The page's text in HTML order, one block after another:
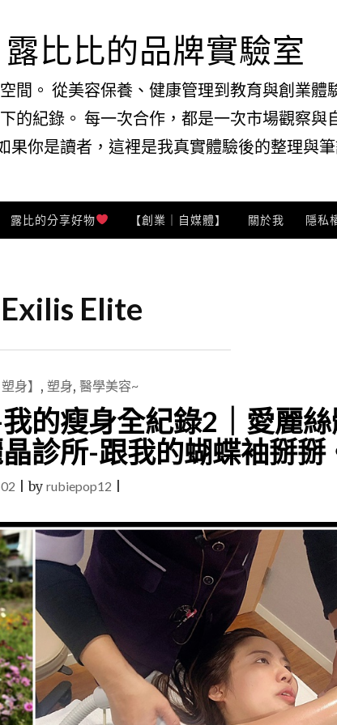
露比比的品牌實驗室
間。 從美容保養、健康管理到教育與創業
的紀錄。 每一次合作，都是一次市場觀察
果你是讀者，這裡是我真實體驗後的整理與
露比的分享好物 【創業｜自媒體】 關於我 隱私
Exilis Elite
身】 , 塑身, 醫學美容~
的瘦身全紀錄2｜愛麗
診所-跟我的蝴蝶袖掰掰
|by rubiepop12